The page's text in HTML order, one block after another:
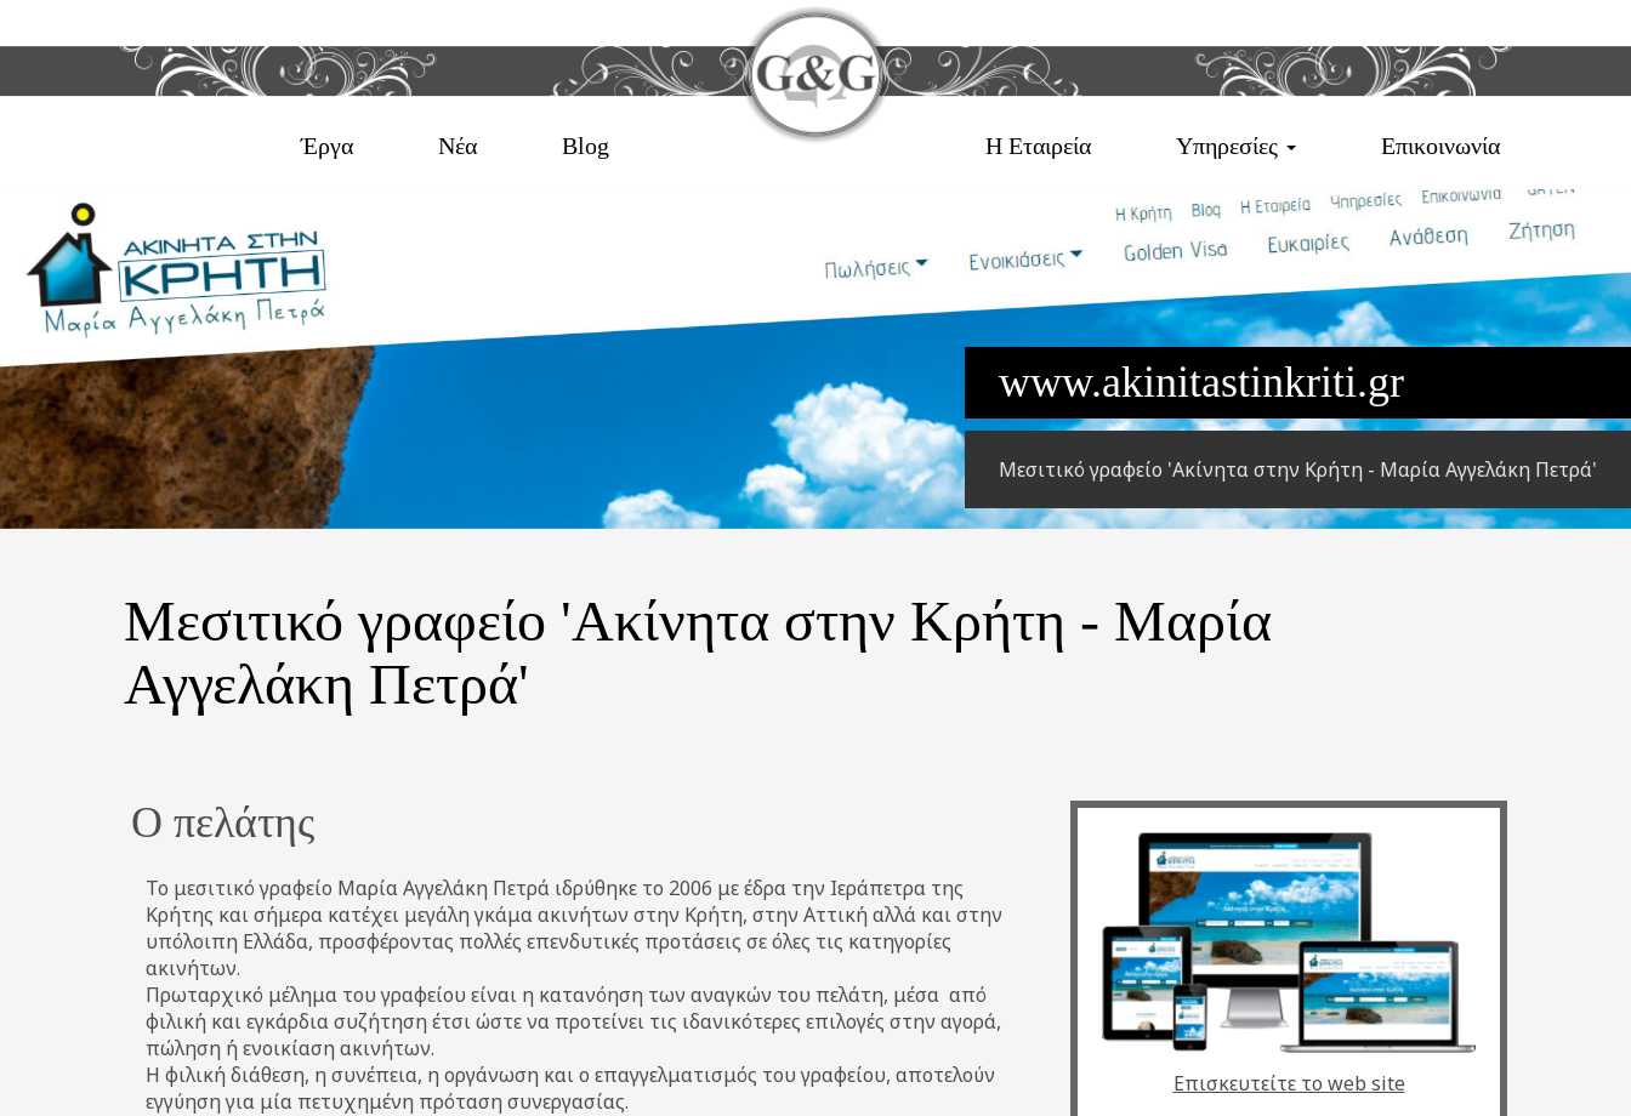
Έργα Νέα Blog Η Εταιρεία Υπηρεσίες Επικοινωνία
www.akinitastinkriti.gr
Mεσιτικό γραφείο 'Ακίνητα στην Κρήτη - Μαρία Αγγελάκη Πετρά'
Mεσιτικό γραφείο 'Ακίνητα στην Κρήτη - Μαρία
Αγγελάκη Πετρά'
Ο πελάτης
Το μεσιτικό γραφείο Μαρία Αγγελάκη Πετρά ιδρύθηκε το 2006 με έδρα την Ιεράπετρα της
Κρήτης και σήμερα κατέχει μεγάλη γκάμα ακινήτων στην Κρήτη, στην Αττική αλλά και στην
υπόλοιπη Ελλάδα, προσφέροντας πολλές επενδυτικές προτάσεις σε όλες τις κατηγορίες
ακινήτων.
Πρωταρχικό μέλημα του γραφείου είναι η κατανόηση των αναγκών του πελάτη, μέσα από
φιλική και εγκάρδια συζήτηση έτσι ώστε να προτείνει τις ιδανικότερες επιλογές στην αγορά,
πώληση ή ενοικίαση ακινήτων.
Η φιλική διάθεση, η συνέπεια, η οργάνωση και ο επαγγελματισμός του γραφείου, αποτελούν
εγγύηση για μία πετυχημένη πρόταση συνεργασίας.
Επισκευτείτε το web site